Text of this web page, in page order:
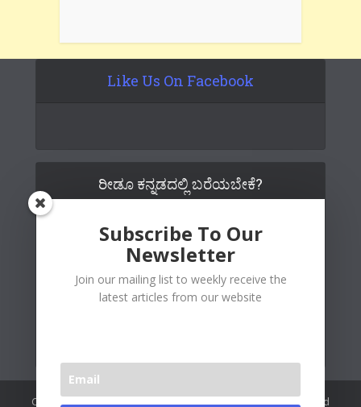
Like Us On Facebook
ರೀಡೂ ಕನ್ನಡದಲ್ಲಿ ಬರೆಯಬೇಕೆ?
Copywrite© 2026 Readoo Media Private Limited. Created and
Subscribe To Our
Newsletter
Join our mailing list to weekly receive the
latest articles from our website